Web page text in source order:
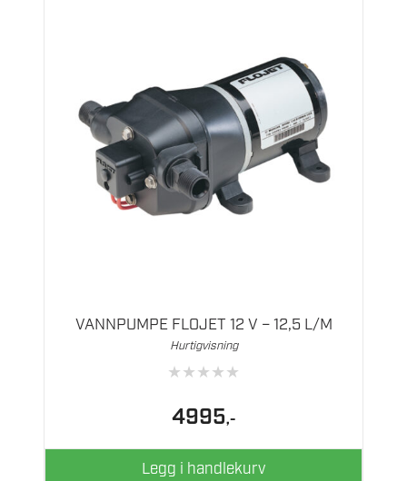
VANNPUMPE FLOJET 12 V – 12,5 L/M
Hurtigvisning
★★★★★
4995,-
Legg i handlekurv